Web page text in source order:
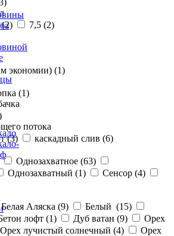
(2) 7,5 (2)
экономии) (1)
(1)
потока
(3) каскадный слив (6)
Однозахватное (63)
Однозахватный (1) Сенсор (4)
Белая Аляска (9) Белый (15)
лофт (1) Дуб ватан (9)
Орех
Орех лучистый солнечный (4)
Орех